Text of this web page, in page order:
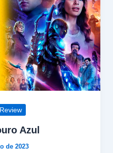
Review
Azul
de 2023